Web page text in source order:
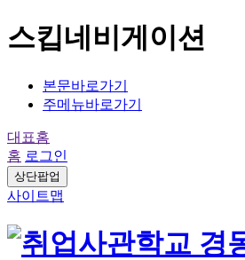
스킵네비게이션
본문바로가기
주메뉴바로가기
대표홈
홈 로그인
상단팝업
사이트맵